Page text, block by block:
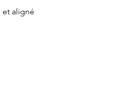
et aligné